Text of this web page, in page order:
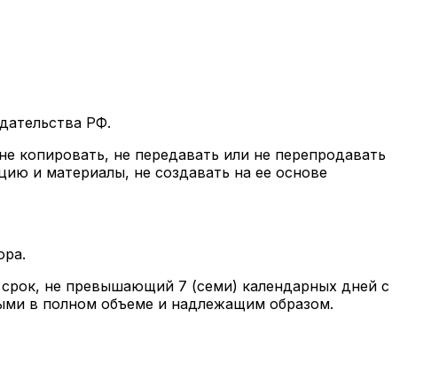
РФ.
копировать, не передавать или не перепродавать
и материалы, не создавать на ее основе
срок, не превышающий 7 (семи) календарных дней с
в полном объеме и надлежащим образом.